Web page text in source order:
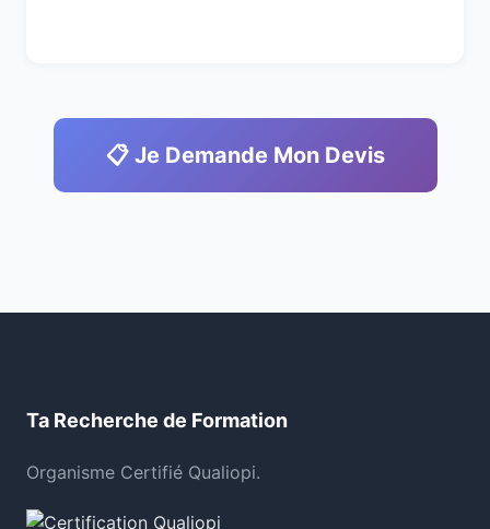
📋 Je Demande Mon Devis
Ta Recherche de Formation
Organisme Certifié Qualiopi.